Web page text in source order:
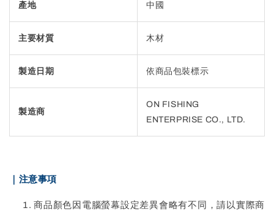
產地 中國
主要材質 木材
製造日期 依商品包裝標示
製造商
ON FISHING
ENTERPRISE CO., LTD.
｜注意事項
商品顏色因電腦螢幕設定差異會略有不同，請以實際商